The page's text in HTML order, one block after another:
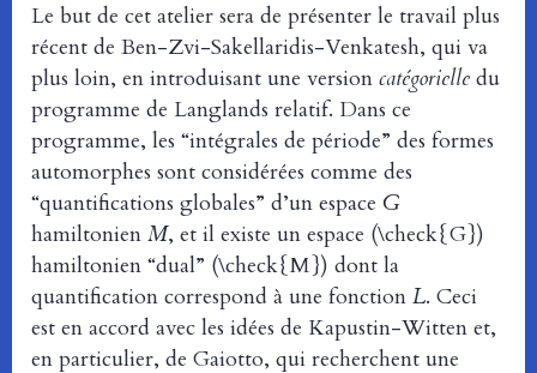
Le but de cet atelier sera de présenter le travail plus
récent de Ben-Zvi-Sakellaridis-Venkatesh, qui va
plus loin, en introduisant une version catégorielle du
programme de Langlands relatif. Dans ce
programme, les “intégrales de période” des formes
automorphes sont considérées comme des
“quantifications globales” d’un espace G
hamiltonien M, et il existe un espace (\check{G})
hamiltonien “dual” (\check{M}) dont la
quantification correspond à une fonction L. Ceci
est en accord avec les idées de Kapustin-Witten et,
en particulier, de Gaiotto, qui recherchent une